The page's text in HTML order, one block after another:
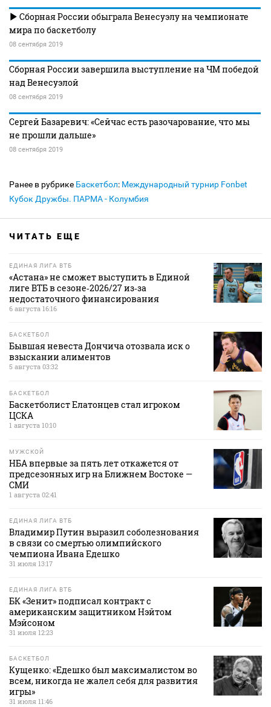
Сборная России обыграла Венесуэлу на чемпионате
мира по баскетболу
08 сентября 2019
Сборная России завершила выступление на ЧМ победой
над Венесуэлой
08 сентября 2019
Сергей Базаревич: «Сейчас есть разочарование, что мы
не прошли дальше»
08 сентября 2019
Ранее в рубрике Баскетбол: Международный турнир Fonbet
Кубок Дружбы. ПАРМА - Колумбия
ЧИТАТЬ ЕЩЕ
ЕДИНАЯ ЛИГА ВТБ
«Астана» не сможет выступить в Единой
лиге ВТБ в сезоне‑2026/27 из‑за
недостаточного финансирования
6 августа 16:16
БАСКЕТБОЛ
Бывшая невеста Дончича отозвала иск о
взыскании алиментов
5 августа 03:32
БАСКЕТБОЛ
Баскетболист Елатонцев стал игроком
ЦСКА
1 августа 10:10
МУЖСКОЙ
НБА впервые за пять лет откажется от
предсезонных игр на Ближнем Востоке —
СМИ
1 августа 02:41
ЕДИНАЯ ЛИГА ВТБ
Владимир Путин выразил соболезнования
в связи со смертью олимпийского
чемпиона Ивана Едешко
31 июля 13:17
ЕДИНАЯ ЛИГА ВТБ
БК «Зенит» подписал контракт с
американским защитником Нэйтом
Мэйсоном
31 июля 12:23
БАСКЕТБОЛ
Кущенко: «Едешко был максималистом во
всем, никогда не жалел себя для развития
игры»
31 июля 11:46